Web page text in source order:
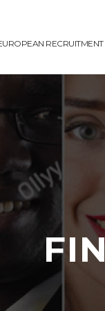
RECRUITMENT